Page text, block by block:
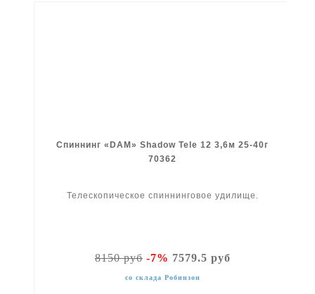
Спиннинг «DAM» Shadow Tele 12 3,6м 25-40г
70362
Телескопическое спиннинговое удилище.
8150 руб-7% 7579.5 руб
со склада Робинзон